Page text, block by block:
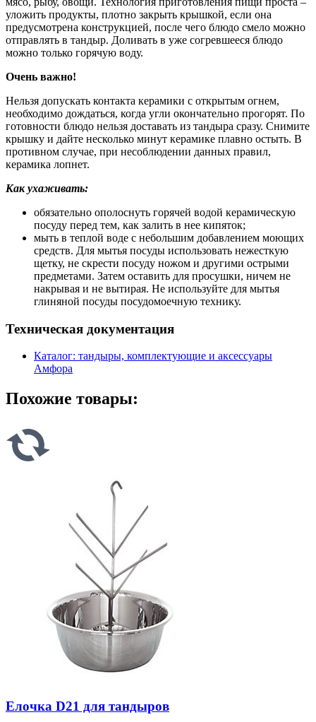
уложить продукты, плотно закрыть крышкой, если она
предусмотрена конструкцией, после чего блюдо смело можно
отправлять в тандыр. Доливать в уже согревшееся блюдо
можно только горячую воду.
Очень важно!
Нельзя допускать контакта керамики с открытым огнем,
необходимо дождаться, когда угли окончательно прогорят. По
готовности блюдо нельзя доставать из тандыра сразу. Снимите
крышку и дайте несколько минут керамике плавно остыть. В
противном случае, при несоблюдении данных правил,
керамика лопнет.
Как ухаживать:
обязательно ополоснуть горячей водой керамическую
посуду перед тем, как залить в нее кипяток;
мыть в теплой воде с небольшим добавлением моющих
средств. Для мытья посуды использовать нежесткую
щетку, не скрести посуду ножом и другими острыми
предметами. Затем оставить для просушки, ничем не
накрывая и не вытирая. Не используйте для мытья
глиняной посуды посудомоечную технику.
Техническая документация
Каталог: тандыры, комплектующие и аксессуары
Амфора
Похожие товары:
Елочка D21 для тандыров